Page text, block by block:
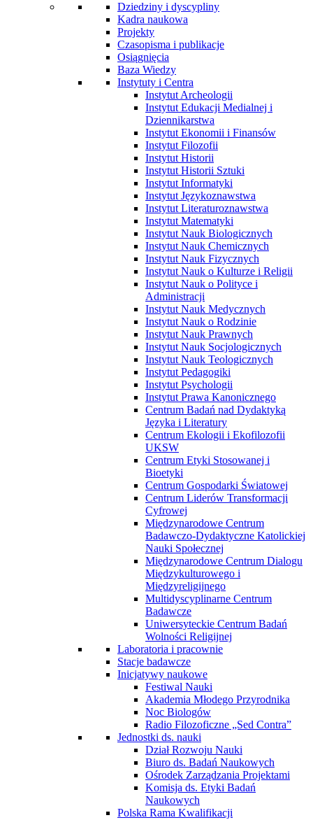
Dziedziny i dyscypliny
Kadra naukowa
Projekty
Czasopisma i publikacje
Osiągnięcia
Baza Wiedzy
Instytuty i Centra
Instytut Archeologii
Instytut Edukacji Medialnej i
Dziennikarstwa
Instytut Ekonomii i Finansów
Instytut Filozofii
Instytut Historii
Instytut Historii Sztuki
Instytut Informatyki
Instytut Językoznawstwa
Instytut Literaturoznawstwa
Instytut Matematyki
Instytut Nauk Biologicznych
Instytut Nauk Chemicznych
Instytut Nauk Fizycznych
Instytut Nauk o Kulturze i Religii
Instytut Nauk o Polityce i
Administracji
Instytut Nauk Medycznych
Instytut Nauk o Rodzinie
Instytut Nauk Prawnych
Instytut Nauk Socjologicznych
Instytut Nauk Teologicznych
Instytut Pedagogiki
Instytut Psychologii
Instytut Prawa Kanonicznego
Centrum Badań nad Dydaktyką
Języka i Literatury
Centrum Ekologii i Ekofilozofii
UKSW
Centrum Etyki Stosowanej i
Bioetyki
Centrum Gospodarki Światowej
Centrum Liderów Transformacji
Cyfrowej
Międzynarodowe Centrum
Badawczo-Dydaktyczne Katolickiej
Nauki Społecznej
Międzynarodowe Centrum Dialogu
Międzykulturowego i
Międzyreligijnego
Multidyscyplinarne Centrum
Badawcze
Uniwersyteckie Centrum Badań
Wolności Religijnej
Laboratoria i pracownie
Stacje badawcze
Inicjatywy naukowe
Festiwal Nauki
Akademia Młodego Przyrodnika
Noc Biologów
Radio Filozoficzne „Sed Contra”
Jednostki ds. nauki
Dział Rozwoju Nauki
Biuro ds. Badań Naukowych
Ośrodek Zarządzania Projektami
Komisja ds. Etyki Badań
Naukowych
Polska Rama Kwalifikacji